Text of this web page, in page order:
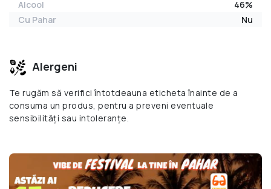
Alcool
46%
Cu Pahar
Nu
Alergeni
Te rugăm să verifici întotdeauna eticheta înainte de a
consuma un produs, pentru a preveni eventuale
sensibilități sau intoleranțe.